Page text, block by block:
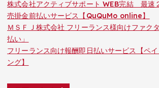
株式会社アクティブサポート WEB完結 最速
売掛金前払いサービス【QuQuMo online】
ＭＳＦＪ株式会社 フリーランス様向けファク
払い」
フリーランス向け報酬即日払いサービス【ペ
ング】